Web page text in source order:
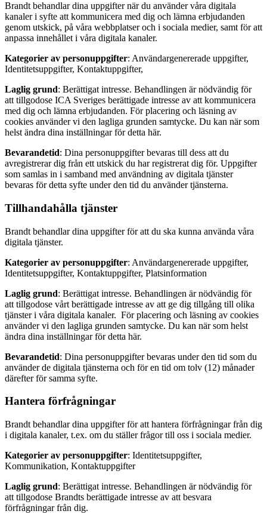
Brandt behandlar dina uppgifter när du använder våra digitala
kanaler i syfte att kommunicera med dig och lämna erbjudanden
genom utskick, på våra webbplatser och i sociala medier, samt för att
anpassa innehållet i våra digitala kanaler.
Kategorier av personuppgifter: Användargenererade uppgifter,
Identitetsuppgifter, Kontaktuppgifter,
Laglig grund: Berättigat intresse. Behandlingen är nödvändig för
att tillgodose ICA Sveriges berättigade intresse av att kommunicera
med dig och lämna erbjudanden. För placering och läsning av
cookies använder vi den lagliga grunden samtycke. Du kan när som
helst ändra dina inställningar för detta här.
Bevarandetid: Dina personuppgifter bevaras till dess att du
avregistrerar dig från ett utskick du har registrerat dig för. Uppgifter
som samlas in i samband med användning av digitala tjänster
bevaras för detta syfte under den tid du använder tjänsterna.
Tillhandahålla tjänster
Brandt behandlar dina uppgifter för att du ska kunna använda våra
digitala tjänster.
Kategorier av personuppgifter: Användargenererade uppgifter,
Identitetsuppgifter, Kontaktuppgifter, Platsinformation
Laglig grund: Berättigat intresse. Behandlingen är nödvändig för
att tillgodose vårt berättigade intresse av att ge dig tillgång till olika
tjänster i våra digitala kanaler. För placering och läsning av cookies
använder vi den lagliga grunden samtycke. Du kan när som helst
ändra dina inställningar för detta här.
Bevarandetid: Dina personuppgifter bevaras under den tid som du
använder de digitala tjänsterna och för en tid om tolv (12) månader
därefter för samma syfte.
Hantera förfrågningar
Brandt behandlar dina uppgifter för att hantera förfrågningar från dig
i digitala kanaler, t.ex. om du ställer frågor till oss i sociala medier.
Kategorier av personuppgifter: Identitetsuppgifter,
Kommunikation, Kontaktuppgifter
Laglig grund: Berättigat intresse. Behandlingen är nödvändig för
att tillgodose Brandts berättigade intresse av att besvara
förfrågningar från dig.